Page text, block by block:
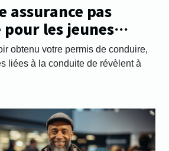
assurance pas
pour les jeunes
?
obtenu votre permis de conduire,
liées à la conduite de révèlent à